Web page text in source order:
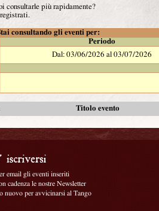
consultarle più rapidamente?
consultando gli eventi per:
Periodo
Dal: 03/06/2026 al 03/07/2026
Titolo evento
email gli eventi inseriti
cadenza le nostre Newsletter
nuovo per avvicinarsi al Tango